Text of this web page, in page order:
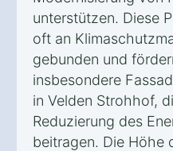
unterstützen. Diese
oft an
gebunden und
insbesondere
in Velden Strohhof,
Reduzierung des
beitragen. Die Höhe